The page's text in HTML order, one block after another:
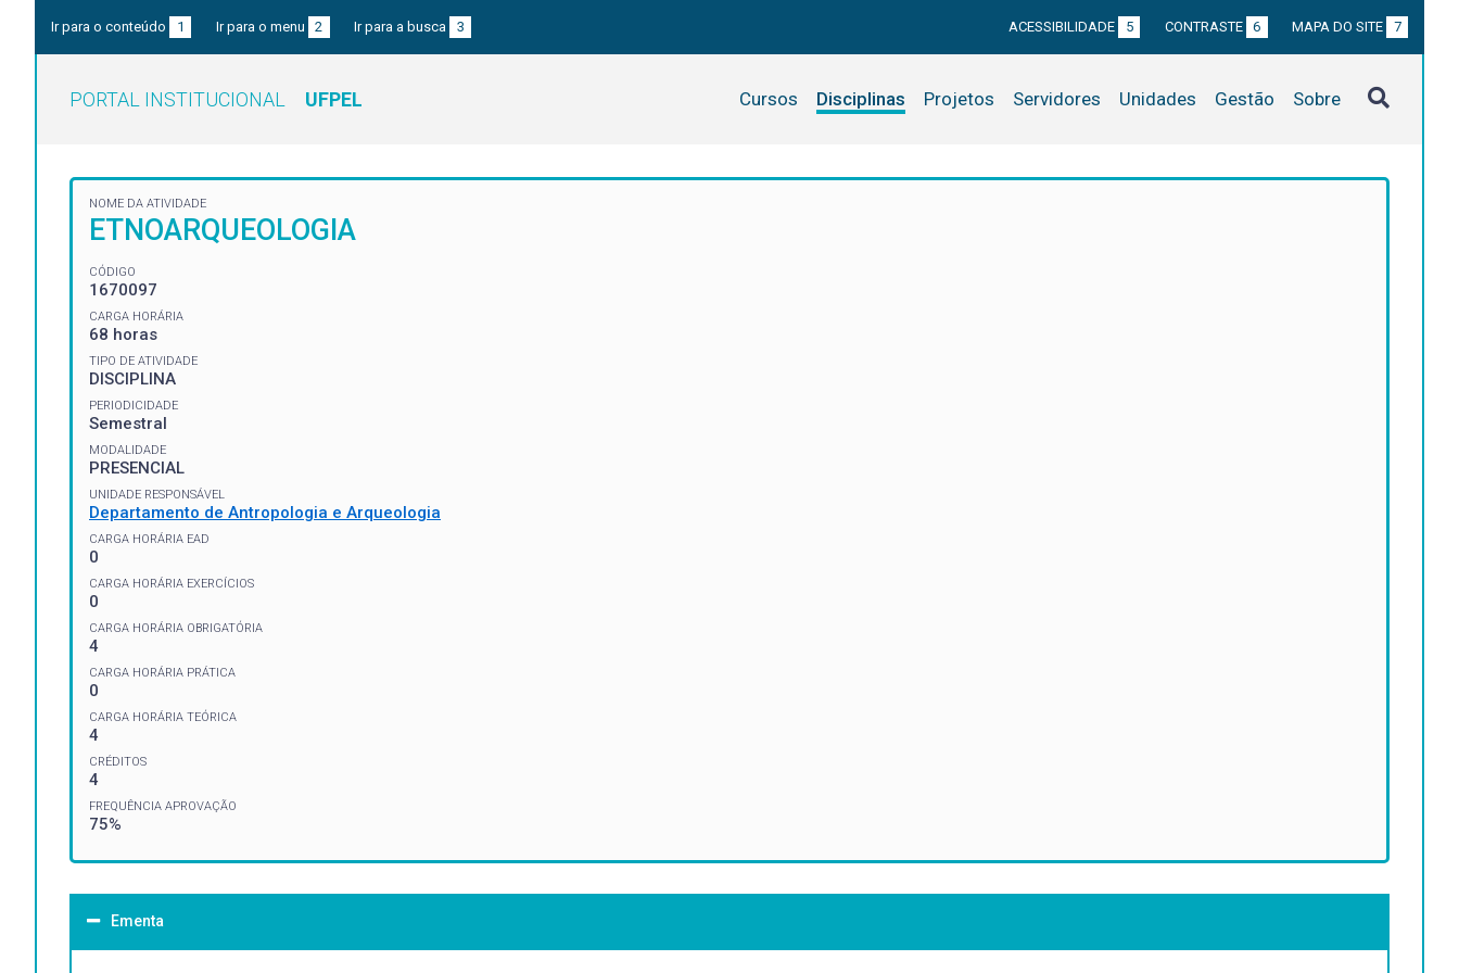
Ir para o conteúdo 1 Ir para o menu 2 Ir para a busca 3 ACESSIBILIDADE 5 CONTRASTE 6 MAPA DO SITE 7
PORTAL INSTITUCIONAL UFPEL Cursos Disciplinas Projetos Servidores Unidades Gestão Sobre
NOME DA ATIVIDADE
ETNOARQUEOLOGIA
CÓDIGO
1670097
CARGA HORÁRIA
68 horas
TIPO DE ATIVIDADE
DISCIPLINA
PERIODICIDADE
Semestral
MODALIDADE
PRESENCIAL
UNIDADE RESPONSÁVEL
Departamento de Antropologia e Arqueologia
CARGA HORÁRIA EAD
0
CARGA HORÁRIA EXERCÍCIOS
0
CARGA HORÁRIA OBRIGATÓRIA
4
CARGA HORÁRIA PRÁTICA
0
CARGA HORÁRIA TEÓRICA
4
CRÉDITOS
4
FREQUÊNCIA APROVAÇÃO
75%
Ementa